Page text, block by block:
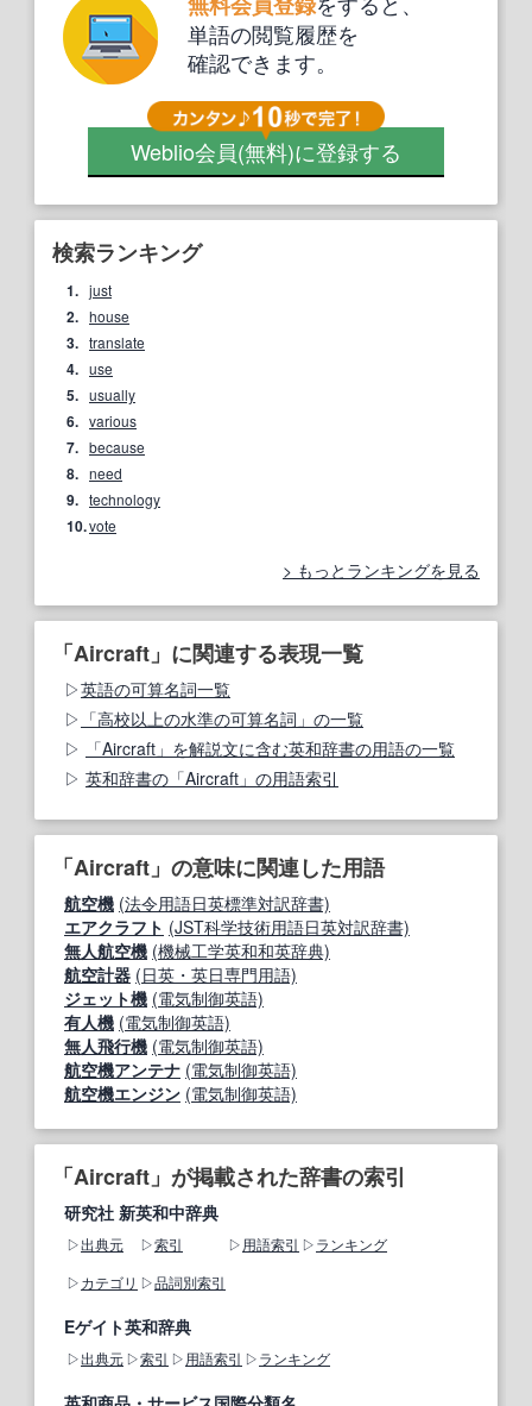
単語の閲覧履歴を
確認できます。
Weblio会員(無料)に登録する
検索ランキング
1. just
2. house
3. translate
4. use
5. usually
6. various
7. because
8. need
9. technology
10.vote
もっとランキングを見る
「Aircraft」に関連する表現一覧
英語の可算名詞一覧
「高校以上の水準の可算名詞」の一覧
「Aircraft」を解説文に含む英和辞書の用語の一覧
英和辞書の「Aircraft」の用語索引
「Aircraft」の意味に関連した用語
航空機 (法令用語日英標準対訳辞書)
エアクラフト (JST科学技術用語日英対訳辞書)
無人航空機 (機械工学英和和英辞典)
航空計器 (日英・英日専門用語)
ジェット機 (電気制御英語)
有人機 (電気制御英語)
無人飛行機 (電気制御英語)
航空機アンテナ (電気制御英語)
航空機エンジン (電気制御英語)
「Aircraft」が掲載された辞書の索引
研究社 新英和中辞典
出典元 索引 用語索引
ランキング
カテゴリ
品詞別索引
Eゲイト英和辞典
出典元 索引 用語索引 ランキング